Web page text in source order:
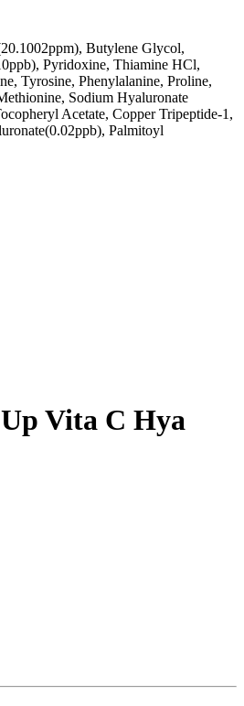
Butylene Glycol,
Pyridoxine, Thiamine HCl,
Tyrosine, Phenylalanine, Proline,
Sodium Hyaluronate
Acetate, Copper Tripeptide-1,
Palmitoyl
Vita C Hya